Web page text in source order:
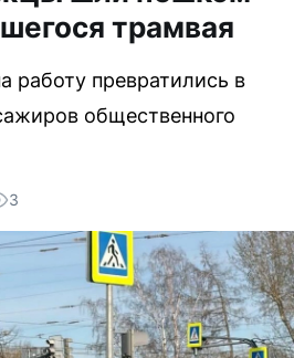
трамвая
работу превратились в
общественного
3